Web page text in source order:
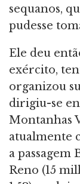
sequanos,
pudesse
Ele deu
exército,
organizou
dirigiu-se
Montanhas
atualmente
a passagem
Reno (15